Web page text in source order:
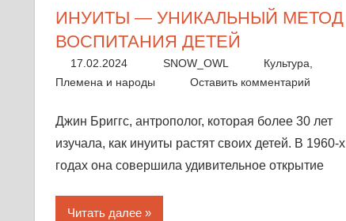
ИНУИТЫ — УНИКАЛЬНЫЙ МЕТОД
ВОСПИТАНИЯ ДЕТЕЙ
17.02.2024 SNOW_OWL Культура
Племена и народы
Оставить комментарий
Джин Бриггс, антрополог, которая более 30 лет
изучала, как инуиты растят своих детей. В 1960-х
годах она совершила удивительное открытие
Читать далее